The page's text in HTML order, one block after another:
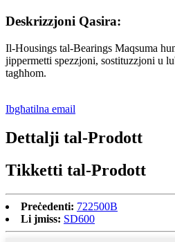
Deskrizzjoni Qasira:
Il-Housings tal-Bearings Maqsuma
jippermetti spezzjoni, sostituzzjoni u
tagħhom.
Ibgħatilna email
Dettalji tal-Prodott
Tikketti tal-Prodott
Preċedenti: 722500B
Li jmiss: SD600